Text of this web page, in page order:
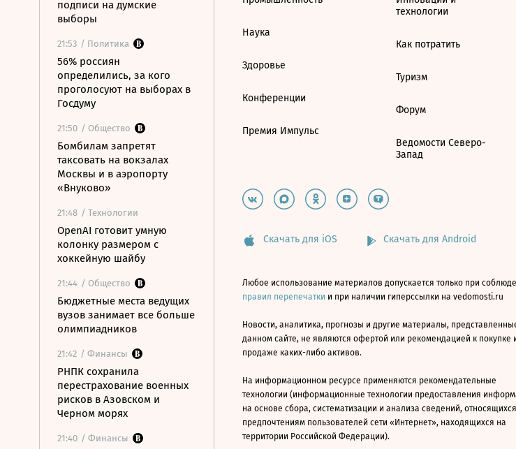
подписи на думские
выборы
21:53 / Политика
56% россиян
определились, за кого
проголосуют на выборах в
Госдуму
21:50 / Общество
Бомбилам запретят
таксовать на вокзалах
Москвы и в аэропорту
«Внуково»
21:48 / Технологии
OpenAI готовит умную
колонку размером с
хоккейную шайбу
21:44 / Общество
Бюджетные места ведущих
вузов занимает все больше
олимпиадников
21:42 / Финансы
РНПК сохранила
перестрахование военных
рисков в Азовском и
Черном морях
21:40 / Финансы
Наука
Здоровье
Конференции
Премия Импульс
технологии
Как потратить
Туризм
Форум
Ведомости Северо-
Запад
Скачать для iOS Скачать для Android
Любое использование материалов допускается только при
правил перепечатки и при наличии гиперссылки на vedomosti.ru
Новости, аналитика, прогнозы и другие материалы,
данном сайте, не являются офертой или рекомендацией к покупке
продаже каких-либо активов.
На информационном ресурсе применяются рекомендательные
технологии (информационные технологии предоставления
на основе сбора, систематизации и анализа сведений,
предпочтениям пользователей сети «Интернет», находящихся на
территории Российской Федерации).